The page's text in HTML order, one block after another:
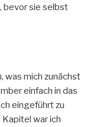
bevor sie selbst
was mich zunächst
einfach in das
eingeführt zu
war ich